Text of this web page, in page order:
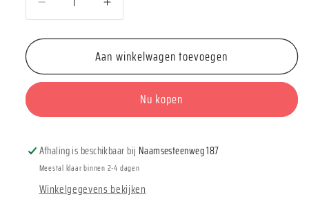
Aantal
verlagen
voor
Roosmarijn
Hold
Reminisce
Aantal
verhogen
voor
Roosmarijn
Hold
Reminisce
Aan winkelwagen toevoegen
Nu kopen
Afhaling is beschikbaar bij Naamsesteenweg 187
Meestal klaar binnen 2-4 dagen
Winkelgegevens bekijken